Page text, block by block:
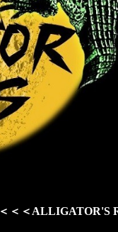
＜＜＜ALLIGATOR'S